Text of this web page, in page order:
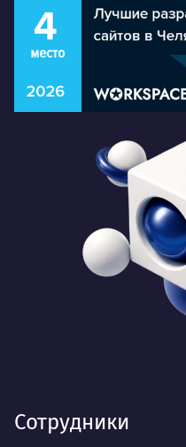
Сотрудники